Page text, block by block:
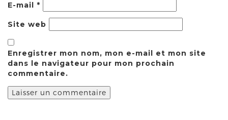
E-mail *
Site web
Enregistrer mon nom, mon e-mail et mon site
dans le navigateur pour mon prochain
commentaire.